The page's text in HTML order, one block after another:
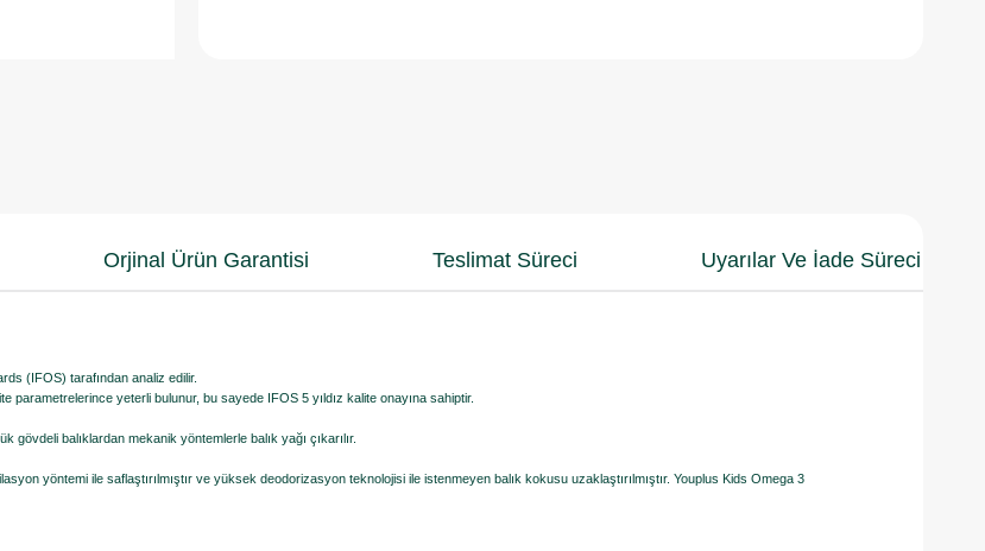
Orjinal Ürün Garantisi Teslimat Süreci Uyarılar Ve İade Süreci
(IFOS) tarafından analiz edilir.
yeterli bulunur, bu sayede IFOS 5 yıldız kalite onayına sahiptir.
balıklardan mekanik yöntemlerle balık yağı çıkarılır.
yöntemi ile saflaştırılmıştır ve yüksek deodorizasyon teknolojisi ile istenmeyen balık kokusu uzaklaştırılmıştır. Youplus Kids Omega 3